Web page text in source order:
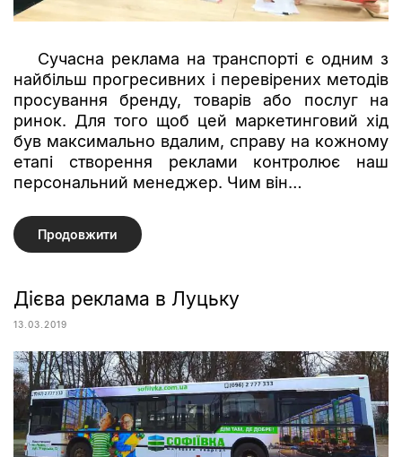
Сучасна реклама на транспорті є одним з
найбільш прогресивних і перевірених методів
просування бренду, товарів або послуг на
ринок. Для того щоб цей маркетинговий хід
був максимально вдалим, справу на кожному
етапі створення реклами контролює наш
персональний менеджер. Чим він…
Продовжити
Дієва реклама в Луцьку
13.03.2019